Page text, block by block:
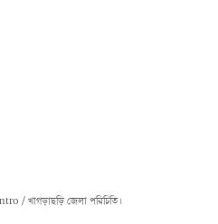
/ খাগড়াছড়ি জেলা পরিচিতি।